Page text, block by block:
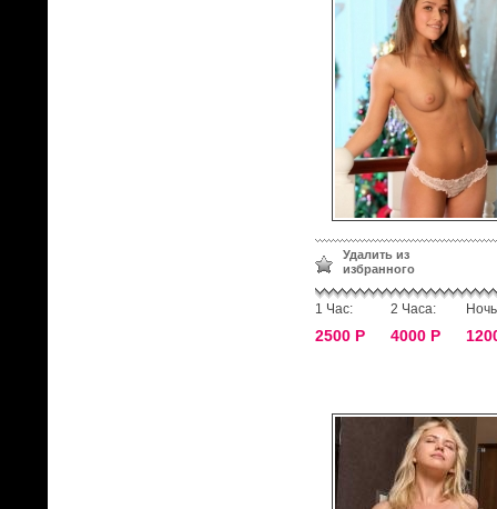
Удалить из
избранного
1 Час:
2500 Р
2 Часа:
4000 Р